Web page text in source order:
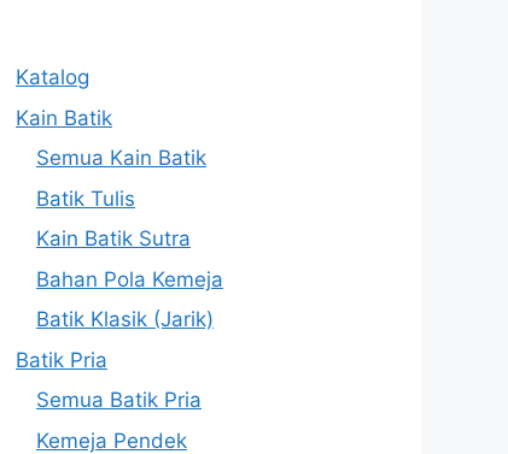
Katalog
Kain Batik
Semua Kain Batik
Batik Tulis
Kain Batik Sutra
Bahan Pola Kemeja
Batik Klasik (Jarik)
Batik Pria
Semua Batik Pria
Kemeja Pendek